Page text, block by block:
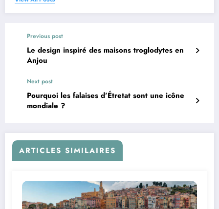
Previous post
Le design inspiré des maisons troglodytes en
Anjou
Next post
Pourquoi les falaises d’Étretat sont une icône
mondiale ?
ARTICLES SIMILAIRES